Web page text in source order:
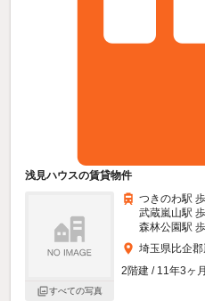
浅見ハウスの賃貸物件
すべての写真
つきのわ駅 歩
武蔵嵐山駅 歩
森林公園駅 歩
埼玉県比企
2階建 / 11年3ヶ